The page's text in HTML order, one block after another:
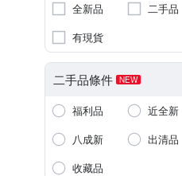
全新品
二手品
有現貨
二手品條件 NEW
福利品
近全新
八成新
出清品
收藏品